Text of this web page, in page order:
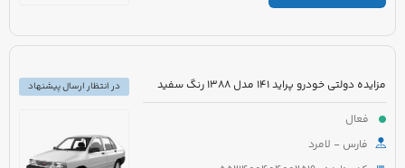
مزایده دولتی خودرو پراید 141 مدل 1388 رنگ سفید
فعال
فارس - لامرد
در انتظار ارسال پیشنهاد